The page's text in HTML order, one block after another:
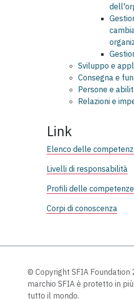
Sviluppo e
Consegna e
Persone e
Relazioni e
Link
Elenco delle
Livelli di responsabilità
Profili delle
Corpi di conoscenza
© Copyright SFIA
marchio SFIA è protetto in
tutto il mondo.